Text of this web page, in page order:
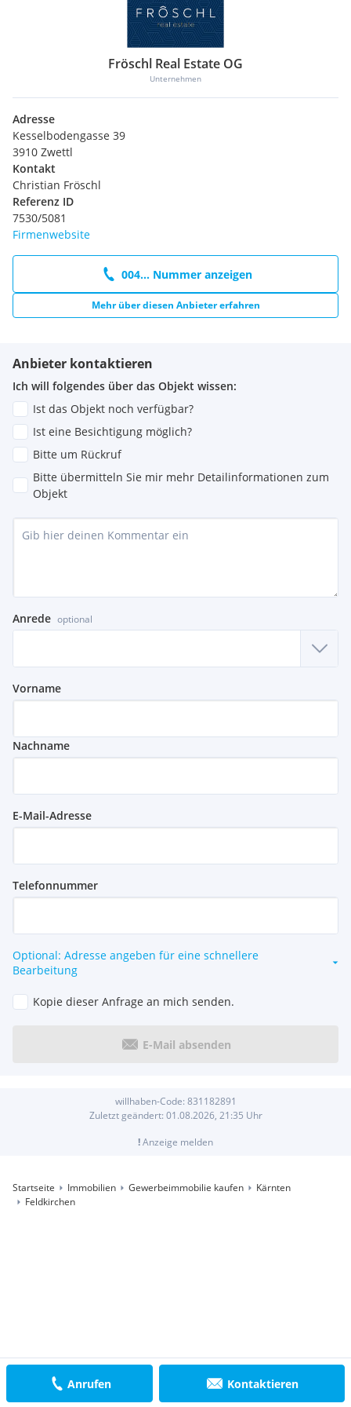
Anrufen Kontaktieren
Fröschl Real Estate OG
Unternehmen
Adresse
Kesselbodengasse 39
3910 Zwettl
Kontakt
Christian Fröschl
Referenz ID
7530/5081
Firmenwebsite
004... Nummer anzeigen
Mehr über diesen Anbieter erfahren
Anbieter kontaktieren
Ich will folgendes über das Objekt wissen:
Ist das Objekt noch verfügbar?
Ist eine Besichtigung möglich?
Bitte um Rückruf
Bitte übermitteln Sie mir mehr Detailinformationen zum
Objekt
Anrede optional
Vorname
Nachname
E-Mail-Adresse
Telefonnummer
Optional: Adresse angeben für eine schnellere
Bearbeitung
Kopie dieser Anfrage an mich senden.
E-Mail absenden
willhaben-Code: 831182891
Zuletzt geändert: 01.08.2026, 21:35 Uhr
!Anzeige melden
Startseite Immobilien Gewerbeimmobilie kaufen
Kärnten
Feldkirchen